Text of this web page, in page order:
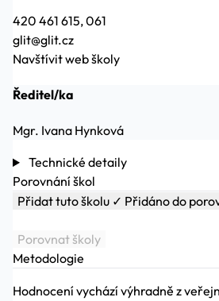
420 461 615, 061
glit@glit.cz
Navštívit web školy
Ředitel/ka
Mgr. Ivana Hynková
Technické detaily
Porovnání škol
Přidat tuto školu ✓ Přidáno do
Porovnat školy
Metodologie
Hodnocení vychází výhradně z